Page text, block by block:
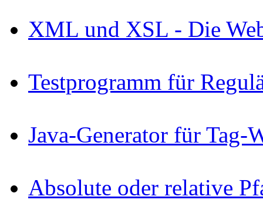
XML und XSL - Die
Testprogramm für
Java-Generator für Tag-
Absolute oder relative